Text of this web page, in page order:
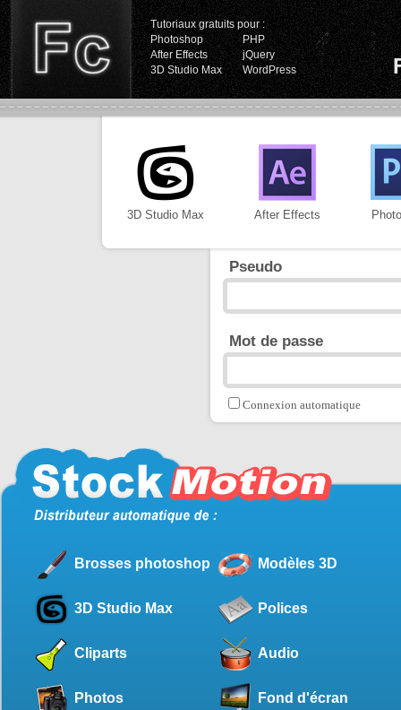
Tutoriaux gratuits pour :
Photoshop
PHP
After Effects
jQuery
3D Studio Max
WordPress
3D Studio Max After Effects
Pseudo
Mot de passe
Connexion automatique
Brosses photoshop Modèles 3D
3D Studio Max Polices
Cliparts Audio
Photos Fond d'écran